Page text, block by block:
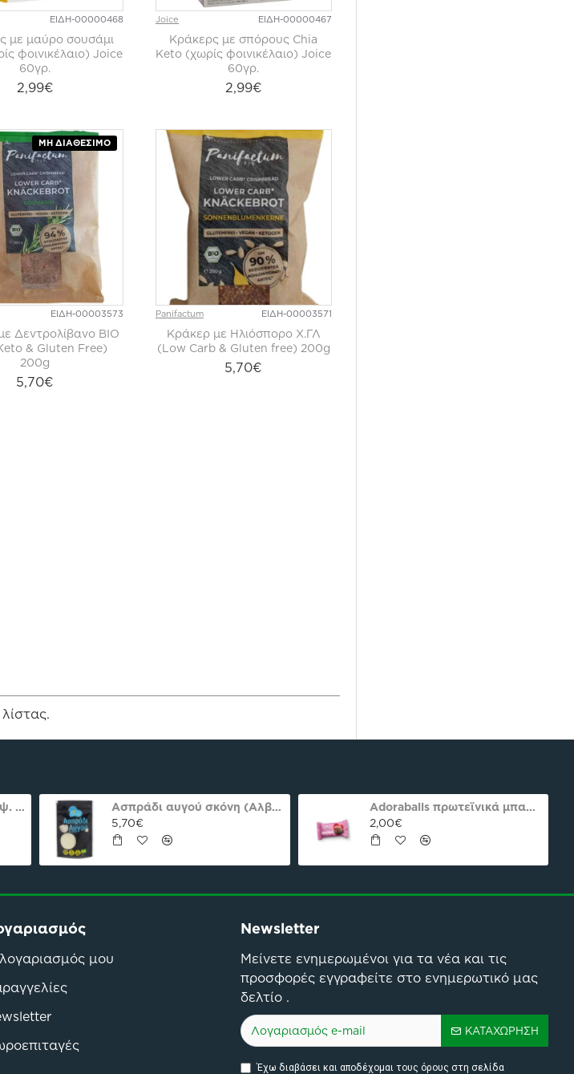
ΕΙΔΗ-00000468
με μαύρο σουσάμι
φοινικέλαιο) Joice
60γρ.
2,99€
Joice ΕΙΔΗ-00000467
Κράκερς με σπόρους Chia
Keto (χωρίς φοινικέλαιο) Joice
60γρ.
2,99€
ΜΗ ΔΙΑΘΈΣΙΜΟ
ΕΙΔΗ-00003573
Δεντρολίβανο ΒΙΟ
& Gluten Free)
200g
5,70€
Panifactum ΕΙΔΗ-00003571
Κράκερ με Ηλιόσπορο Χ.ΓΛ
(Low Carb & Gluten free) 200g
5,70€
Βερβερίνη 1500mg 60 Κάψ. Natures Plus Pro
Ασπράδι αυγού σκόνη (Αλβουμίνη) Ola-Bio 50gr
5,70€
Adoraballs πρωτεϊνικά μπαλάκια choco praline delight 40γρ Nutree Χ.ΓΛ
2,00€
μου
Newsletter
Μείνετε ενημερωμένοι για τα νέα και τις
προσφορές εγγραφείτε στο ενημερωτικό μας
δελτίο .
ΚΑΤΑΧΏΡΗΣΗ
Έχω διαβάσει και αποδέχομαι τους όρους στη σελίδα